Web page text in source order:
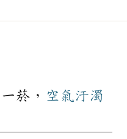
一菸， 空氣 汙濁